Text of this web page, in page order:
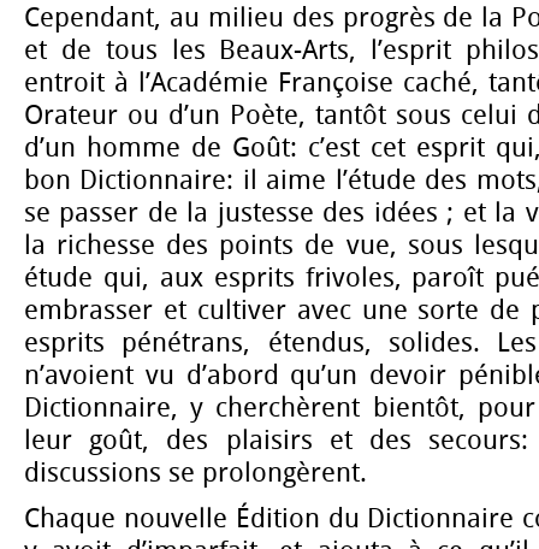
Cependant, au milieu des progrès de la
et de tous les Beaux-Arts, l’esprit
entroit à l’Académie Françoise caché,
Orateur ou d’un Poète, tantôt sous celui
d’un homme de Goût: c’est cet esprit
bon Dictionnaire: il aime l’étude des
se passer de la justesse des idées ; et la
la richesse des points de vue, sous
étude qui, aux esprits frivoles, paroît
embrasser et cultiver avec une sorte de
esprits pénétrans, étendus, solides.
n’avoient vu d’abord qu’un devoir
Dictionnaire, y cherchèrent bientôt,
leur goût, des plaisirs et des
discussions se prolongèrent.
Chaque nouvelle Édition du Dictionnaire